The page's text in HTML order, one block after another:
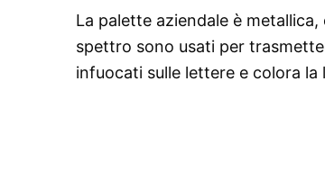
La palette aziendale è
spettro sono usati per
infuocati sulle lettere e colora la